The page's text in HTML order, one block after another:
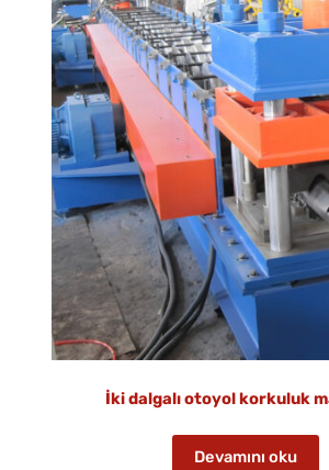
İki dalgalı otoyol korkuluk
Devamını oku